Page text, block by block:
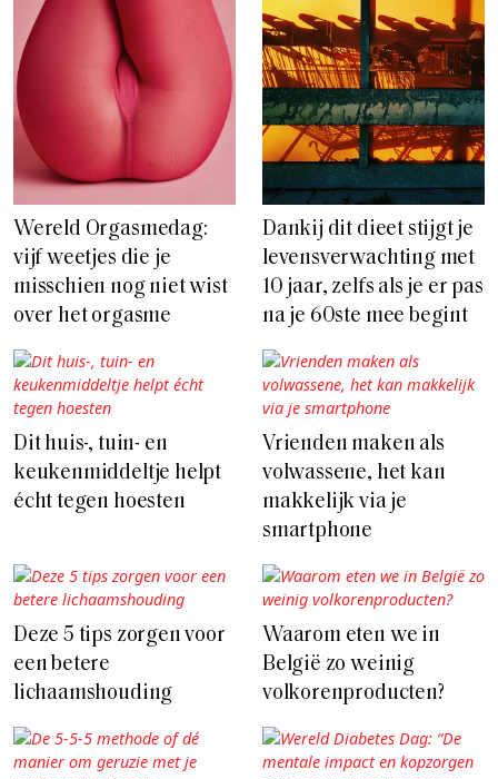
Wereld Orgasmedag:
vijf weetjes die je
misschien nog niet wist
over het orgasme
Dankij dit dieet stijgt je
levensverwachting met
10 jaar, zelfs als je er pas
na je 60ste mee begint
Dit huis-, tuin- en
keukenmiddeltje helpt
écht tegen hoesten
Vrienden maken als
volwassene, het kan
makkelijk via je
smartphone
Deze 5 tips zorgen voor
een betere
lichaamshouding
Waarom eten we in
België zo weinig
volkorenproducten?